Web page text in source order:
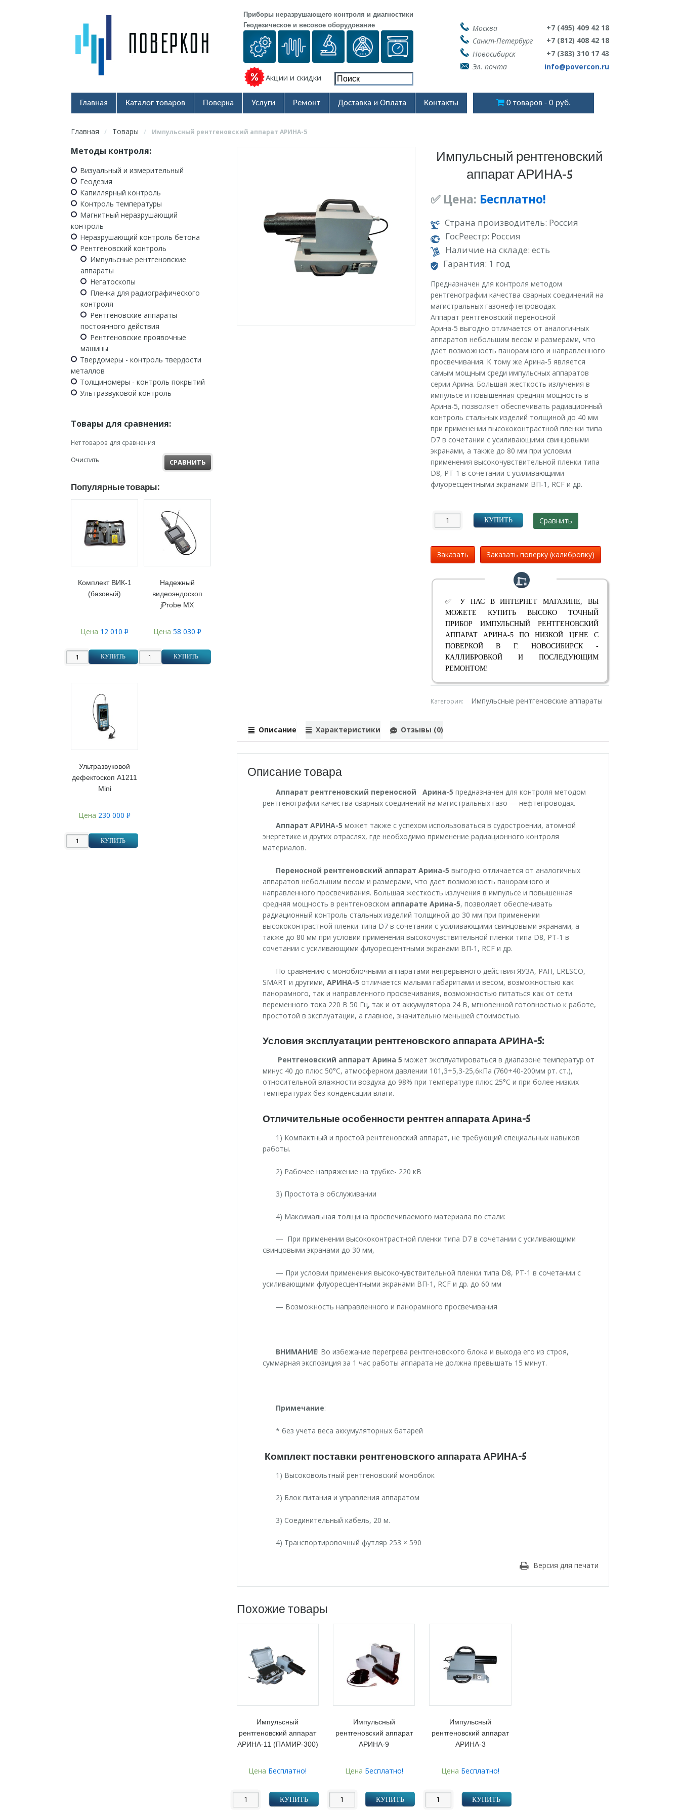
Приборы неразрушающего контроля и диагностики
Геодезическое и весовое оборудование
Акции и скидки
Москва
+7 (495) 409 42 18
Санкт-Петербург
+7 (812) 408 42 18
Новосибирск
+7 (383) 310 17 43
Эл. почта
info@povercon.ru
Главная Каталог товаров Поверка Услуги Ремонт Доставка и Оплата Контакты 0 товаров 0 руб.
Главная / Товары / Импульсный рентгеновский аппарат АРИНА-5
Импульсный рентгеновский
аппарат АРИНА-5
✅ Цена: Бесплатно!
Страна производитель: Россия
ГосРеестр: Россия
Наличие на складе: есть
Гарантия: 1 год
Предназначен для контроля методом
рентгенографии качества сварных соединений на
магистральных газонефтепроводах.
Аппарат рентгеновский переносной
Арина-5 выгодно отличается от аналогичных
аппаратов небольшим весом и размерами, что
дает возможность панорамного и направленного
просвечивания. К тому же Арина-5 является
самым мощным среди импульсных аппаратов
серии Арина. Большая жесткость излучения в
импульсе и повышенная средняя мощность в
Арина-5, позволяет обеспечивать радиационный
контроль стальных изделий толщиной до 40 мм
при применении высококонтрастной пленки типа
D7 в сочетании с усиливающими свинцовыми
экранами, а также до 80 мм при условии
применения высокочувствительной пленки типа
D8, PT-1 в сочетании с усиливающими
флуоресцентными экранами ВП-1, RCF и др.
КУПИТЬ Сравнить
Заказать Заказать поверку (калибровку)
✅ У НАС В ИНТЕРНЕТ МАГАЗИНЕ, ВЫ
МОЖЕТЕ КУПИТЬ ВЫСОКО ТОЧНЫЙ
ПРИБОР ИМПУЛЬСНЫЙ РЕНТГЕНОВСКИЙ
АППАРАТ АРИНА-5 ПО НИЗКОЙ ЦЕНЕ С
ПОВЕРКОЙ В Г. НОВОСИБИРСК -
КАЛЛИБРОВКОЙ И ПОСЛЕДУЮЩИМ
РЕМОНТОМ!
Категория: Импульсные рентгеновские аппараты
Описание Характеристики Отзывы (0)
Описание товара
Аппарат рентгеновский переносной Арина-5 предназначен для контроля методом
рентгенографии качества сварных соединений на магистральных газо — нефтепроводах.
Аппарат АРИНА-5 может также с успехом использоваться в судостроении, атомной
энергетике и других отраслях, где необходимо применение радиационного контроля
материалов.
Переносной рентгеновский аппарат Арина-5 выгодно отличается от аналогичных
аппаратов небольшим весом и размерами, что дает возможность панорамного и
направленного просвечивания. Большая жесткость излучения в импульсе и повышенная
средняя мощность в рентгеновском аппарате Арина-5, позволяет обеспечивать
радиационный контроль стальных изделий толщиной до 30 мм при применении
высококонтрастной пленки типа D7 в сочетании с усиливающими свинцовыми экранами, а
также до 80 мм при условии применения высокочувствительной пленки типа D8, PT-1 в
сочетании с усиливающими флуоресцентными экранами ВП-1, RCF и др.
По сравнению с моноблочными аппаратами непрерывного действия ЯУЗА, РАП, ERESCO,
SMART и другими, АРИНА-5 отличается малыми габаритами и весом, возможностью как
панорамного, так и направленного просвечивания, возможностью питаться как от сети
переменного тока 220 В 50 Гц, так и от аккумулятора 24 В, мгновенной готовностью к работе,
простотой в эксплуатации, а главное, значительно меньшей стоимостью.
Условия эксплуатации рентгеновского аппарата АРИНА-5:
Рентгеновский аппарат Арина 5 может эксплуатироваться в диапазоне температур от
минус 40 до плюс 50°С, атмосферном давлении 101,3+5,3-25,6кПа (760+40-200мм рт. ст.),
относительной влажности воздуха до 98% при температуре плюс 25°С и при более низких
температурах без конденсации влаги.
Отличительные особенности рентген аппарата Арина-5
1) Компактный и простой рентгеновский аппарат, не требующий специальных навыков
работы.
2) Рабочее напряжение на трубке- 220 кВ
3) Простота в обслуживании
4) Максимальная толщина просвечиваемого материала по стали:
— При применении высококонтрастной пленки типа D7 в сочетании с усиливающими
свинцовыми экранами до 30 мм,
— При условии применения высокочувствительной пленки типа D8, PT-1 в сочетании с
усиливающими флуоресцентными экранами ВП-1, RCF и др. до 60 мм
— Возможность направленного и панорамного просвечивания
ВНИМАНИЕ! Во избежание перегрева рентгеновского блока и выхода его из строя,
суммарная экспозиция за 1 час работы аппарата не должна превышать 15 минут.
Примечание:
* без учета веса аккумуляторных батарей
Комплект поставки рентгеновского аппарата АРИНА-5
1) Высоковольтный рентгеновский моноблок
2) Блок питания и управления аппаратом
3) Соединительный кабель, 20 м.
4) Транспортировочный футляр 253 × 590
Версия для печати
Похожие товары
Импульсный
рентгеновский аппарат
АРИНА-11 (ПАМИР-300)
Цена Бесплатно!
КУПИТЬ
Импульсный
рентгеновский аппарат
АРИНА-9
Цена Бесплатно!
КУПИТЬ
Импульсный
рентгеновский аппарат
АРИНА-3
Цена Бесплатно!
КУПИТЬ
Методы контроля:
Визуальный и измерительный
Геодезия
Капиллярный контроль
Контроль температуры
Магнитный неразрушающий
контроль
Неразрушающий контроль бетона
Рентгеновский контроль
Импульсные рентгеновские
аппараты
Негатоскопы
Пленка для радиографического
контроля
Рентгеновские аппараты
постоянного действия
Рентгеновские проявочные
машины
Твердомеры - контроль твердости
металлов
Толщиномеры - контроль покрытий
Ультразвуковой контроль
Товары для сравнения:
Нет товаров для сравнения
Очистить
СРАВНИТЬ
Популярные товары:
Комплект ВИК-1
(базовый)
Цена 12 010Р
КУПИТЬ
Надежный
видеоэндоскоп
jProbe MX
Цена 58 030 Р
КУПИТЬ
Ультразвуковой
дефектоскоп А1211
Mini
Цена 230 000Р
КУПИТЬ